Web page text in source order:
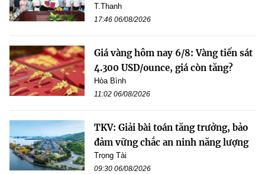
T.Thanh
17:46 06/08/2026
Giá vàng hôm nay 6/8: Vàng tiến sát
4.300 USD/ounce, giá còn tăng?
Hòa Bình
11:02 06/08/2026
TKV: Giải bài toán tăng trưởng, bảo
đảm vững chắc an ninh năng lượng
Trọng Tài
09:30 06/08/2026